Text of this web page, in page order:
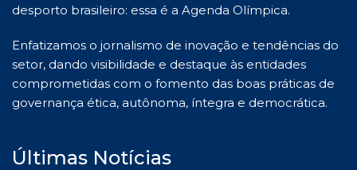
desporto brasileiro: essa é a Agenda Olímpica.
Enfatizamos o jornalismo de inovação e tendências do
setor, dando visibilidade e destaque às entidades
comprometidas com o fomento das boas práticas de
governança ética, autônoma, íntegra e democrática.
Últimas Notícias